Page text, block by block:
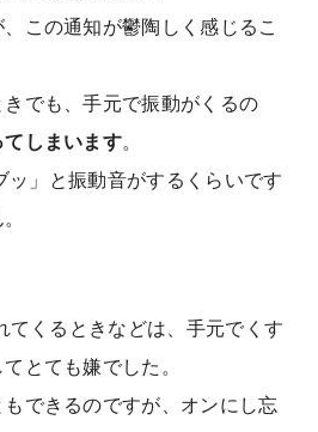
この通知が鬱陶しく感じるこ
でも、手元で振動がくるの
てしまいます。
ッ」と振動音がするくらいです
てくるときなどは、手元でくす
とても嫌でした。
できるのですが、オンにし忘